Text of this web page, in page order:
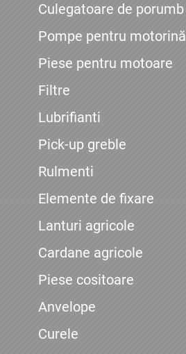
Culegatoare de porumb
Pompe pentru
Piese pentru motoare
Filtre
Lubrifianti
Pick-up greble
Rulmenti
Elemente de fixare
Lanturi agricole
Cardane agricole
Piese cositoare
Anvelope
Curele